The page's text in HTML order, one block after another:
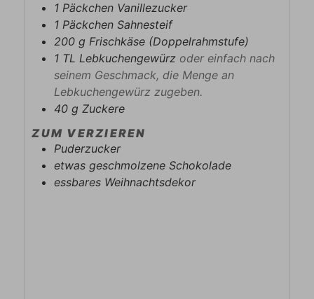
1 Päckchen Vanillezucker
1 Päckchen Sahnesteif
200 g Frischkäse (Doppelrahmstufe)
1 TL Lebkuchengewürz oder einfach nach
seinem Geschmack, die Menge an
Lebkuchengewürz zugeben.
40 g Zuckere
ZUM VERZIEREN
Puderzucker
etwas geschmolzene Schokolade
essbares Weihnachtsdekor